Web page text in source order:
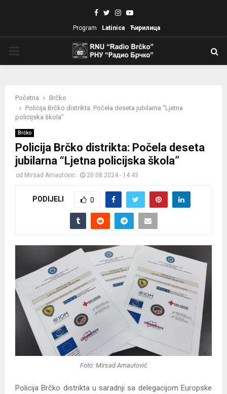
Facebook
TwitterInstagram
Youtube
Program Latinica Ћирилица
Početna
Brčko
Policija Brčko distrikta: Počela deseta jubilarna “Ljetna
policijska škola”
Brčko
Policija Brčko distrikta: Počela deseta
jubilarna “Ljetna policijska škola”
od Mirsad Arnautović 20.08.2024 - 14:43
PODIJELI 0
Foto: Mirsad Arnautović
Policija Brčko distrikta u saradnji sa delegacijom Europske